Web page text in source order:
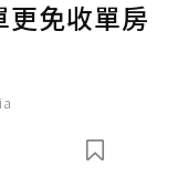
確認送出
購買點數
更免收單房